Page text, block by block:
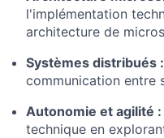
l'implémentation
architecture de
Systèmes distribués :
communication entre
Autonomie et agilité :
technique en